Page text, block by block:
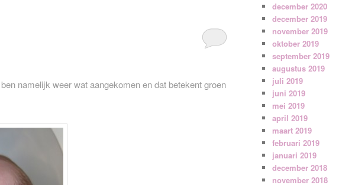
namelijk weer wat aangekomen en dat betekent groen
december 2020
december 2019
november 2019
oktober 2019
september 2019
augustus 2019
juli 2019
juni 2019
mei 2019
april 2019
maart 2019
februari 2019
januari 2019
december 2018
november 2018